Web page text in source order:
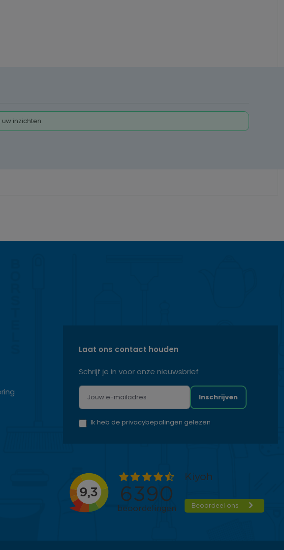
inzichten.
Laat ons contact houden
Schrijf je in voor onze nieuwsbrief
Inschrijven
Ik heb de privacybepalingen gelezen